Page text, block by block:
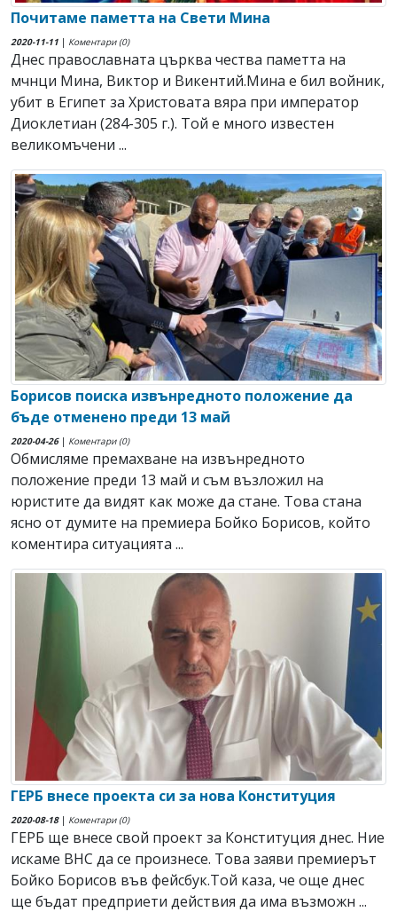
Почитаме паметта на Свети Мина
2020-11-11 | Коментари (0)
Днес православната църква чества паметта на
мчнци Мина, Виктор и Викентий.Мина е бил войник,
убит в Египет за Христовата вяра при император
Диоклетиан (284-305 г.). Той е много известен
великомъчени ...
Борисов поиска извънредното положение да
бъде отменено преди 13 май
2020-04-26| Коментари (0)
Обмисляме премахване на извънредното
положение преди 13 май и съм възложил на
юристите да видят как може да стане. Това стана
ясно от думите на премиера Бойко Борисов, който
коментира ситуацията ...
ГЕРБ внесе проекта си за нова Конституция
2020-08-18| Коментари (0)
ГЕРБ ще внесе свой проект за Конституция днес. Ние
искаме ВНС да се произнесе. Това заяви премиерът
Бойко Борисов във фейсбук.Той каза, че още днес
ще бъдат предприети действия да има възможн ...